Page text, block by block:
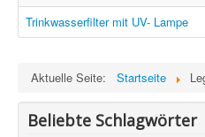
Trinkwasserfilter mit UV- Lampe
Aktuelle Seite: Startseite
Beliebte Schlagwörter